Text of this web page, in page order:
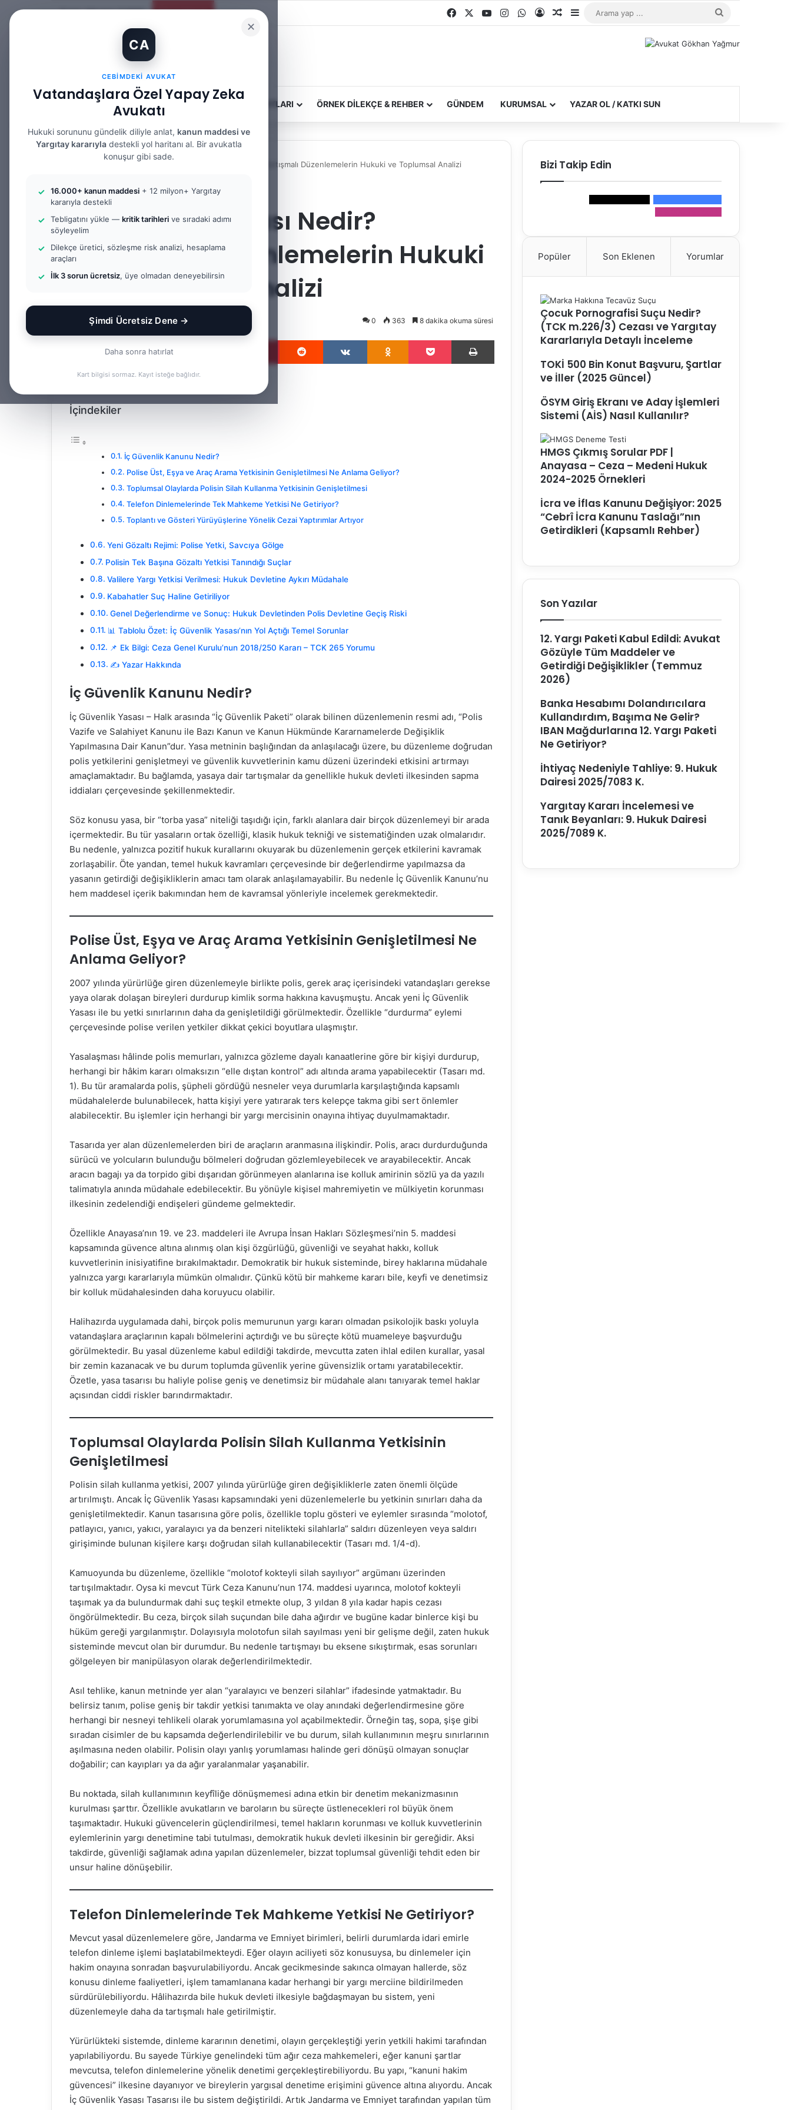
✕
CA
CEBIMDEKI AVUKAT
Vatandaşlara Özel Yapay Zeka
Avukatı
Hukuki sorununu gündelik diliyle anlat, kanun maddesi ve
Yargıtay kararıyla destekli yol haritanı al. Bir avukatla
konuşur gibi sade.
16.000+ kanun maddesi + 12 milyon+ Yargıtay
kararıyla destekli
Tebligatını yükle — kritik tarihleri ve sıradaki adımı
söyleyelim
Dilekçe üretici, sözleşme risk analizi, hesaplama
araçları
İlk 3 sorun ücretsiz, üye olmadan deneyebilirsin
Şimdi Ücretsiz Dene →
Daha sonra hatırlat
Kart bilgisi sormaz. Kayıt isteğe bağlıdır.
Cuma, Ağustos 7 2026 Güncel Makale FacebookYouTubeInstagramWhatsApp
Kayıt OlRastgele Makale
Kenar Bölmesi
ANASAYFA BILGI BANKASI HUKUK DERS NOTLARI ÖRNEK DILEKÇE & REHBER GÜNDEM KURUMSAL YAZAR OL / KATKI SUN
Bilgi Bankası İç Güvenlik Yasası Nedir? Tartışmalı Düzenlemelerin Hukuki ve Toplumsal Analizi
Bilgi Bankası Ceza Hukuku
İç Güvenlik Yasası Nedir?
Tartışmalı Düzenlemelerin Hukuki
ve Toplumsal Analizi
admin
Bir
e-
0 363 8 dakika okuma süresi
Pinterest Reddit VKontakte OdnoklassnikiPocket Yazdır
İçindekiler
İç Güvenlik Kanunu Nedir?
Polise Üst, Eşya ve Araç Arama Yetkisinin Genişletilmesi Ne Anlama Geliyor?
Toplumsal Olaylarda Polisin Silah Kullanma Yetkisinin Genişletilmesi
Telefon Dinlemelerinde Tek Mahkeme Yetkisi Ne Getiriyor?
Toplantı ve Gösteri Yürüyüşlerine Yönelik Cezai Yaptırımlar Artıyor
Yeni Gözaltı Rejimi: Polise Yetki, Savcıya Gölge
Polisin Tek Başına Gözaltı Yetkisi Tanındığı Suçlar
Valilere Yargı Yetkisi Verilmesi: Hukuk Devletine Aykırı Müdahale
Kabahatler Suç Haline Getiriliyor
Genel Değerlendirme ve Sonuç: Hukuk Devletinden Polis Devletine Geçiş Riski
📊 Tablolu Özet: İç Güvenlik Yasası’nın Yol Açtığı Temel Sorunlar
📌 Ek Bilgi: Ceza Genel Kurulu’nun 2018/250 Kararı – TCK 265 Yorumu
✍️ Yazar Hakkında
İç Güvenlik Kanunu Nedir?
İç Güvenlik Yasası – Halk arasında “İç Güvenlik Paketi” olarak bilinen düzenlemenin resmi adı, “Polis
Vazife ve Salahiyet Kanunu ile Bazı Kanun ve Kanun Hükmünde Kararnamelerde Değişiklik
Yapılmasına Dair Kanun”dur. Yasa metninin başlığından da anlaşılacağı üzere, bu düzenleme doğrudan
polis yetkilerini genişletmeyi ve güvenlik kuvvetlerinin kamu düzeni üzerindeki etkisini artırmayı
amaçlamaktadır. Bu bağlamda, yasaya dair tartışmalar da genellikle hukuk devleti ilkesinden sapma
iddiaları çerçevesinde şekillenmektedir.
Söz konusu yasa, bir “torba yasa” niteliği taşıdığı için, farklı alanlara dair birçok düzenlemeyi bir arada
içermektedir. Bu tür yasaların ortak özelliği, klasik hukuk tekniği ve sistematiğinden uzak olmalarıdır.
Bu nedenle, yalnızca pozitif hukuk kurallarını okuyarak bu düzenlemenin gerçek etkilerini kavramak
zorlaşabilir. Öte yandan, temel hukuk kavramları çerçevesinde bir değerlendirme yapılmazsa da
yasanın getirdiği değişikliklerin amacı tam olarak anlaşılamayabilir. Bu nedenle İç Güvenlik Kanunu’nu
hem maddesel içerik bakımından hem de kavramsal yönleriyle incelemek gerekmektedir.
Polise Üst, Eşya ve Araç Arama Yetkisinin Genişletilmesi Ne
Anlama Geliyor?
2007 yılında yürürlüğe giren düzenlemeyle birlikte polis, gerek araç içerisindeki vatandaşları gerekse
yaya olarak dolaşan bireyleri durdurup kimlik sorma hakkına kavuşmuştu. Ancak yeni İç Güvenlik
Yasası ile bu yetki sınırlarının daha da genişletildiği görülmektedir. Özellikle “durdurma” eylemi
çerçevesinde polise verilen yetkiler dikkat çekici boyutlara ulaşmıştır.
Yasalaşması hâlinde polis memurları, yalnızca gözleme dayalı kanaatlerine göre bir kişiyi durdurup,
herhangi bir hâkim kararı olmaksızın “elle dıştan kontrol” adı altında arama yapabilecektir (Tasarı md.
1). Bu tür aramalarda polis, şüpheli gördüğü nesneler veya durumlarla karşılaştığında kapsamlı
müdahalelerde bulunabilecek, hatta kişiyi yere yatırarak ters kelepçe takma gibi sert önlemler
alabilecektir. Bu işlemler için herhangi bir yargı mercisinin onayına ihtiyaç duyulmamaktadır.
Tasarıda yer alan düzenlemelerden biri de araçların aranmasına ilişkindir. Polis, aracı durdurduğunda
sürücü ve yolcuların bulunduğu bölmeleri doğrudan gözlemleyebilecek ve arayabilecektir. Ancak
aracın bagajı ya da torpido gibi dışarıdan görünmeyen alanlarına ise kolluk amirinin sözlü ya da yazılı
talimatıyla anında müdahale edebilecektir. Bu yönüyle kişisel mahremiyetin ve mülkiyetin korunması
ilkesinin zedelendiği endişeleri gündeme gelmektedir.
Özellikle Anayasa’nın 19. ve 23. maddeleri ile Avrupa İnsan Hakları Sözleşmesi’nin 5. maddesi
kapsamında güvence altına alınmış olan kişi özgürlüğü, güvenliği ve seyahat hakkı, kolluk
kuvvetlerinin inisiyatifine bırakılmaktadır. Demokratik bir hukuk sisteminde, birey haklarına müdahale
yalnızca yargı kararlarıyla mümkün olmalıdır. Çünkü kötü bir mahkeme kararı bile, keyfi ve denetimsiz
bir kolluk müdahalesinden daha koruyucu olabilir.
Halihazırda uygulamada dahi, birçok polis memurunun yargı kararı olmadan psikolojik baskı yoluyla
vatandaşlara araçlarının kapalı bölmelerini açtırdığı ve bu süreçte kötü muameleye başvurduğu
görülmektedir. Bu yasal düzenleme kabul edildiği takdirde, mevcutta zaten ihlal edilen kurallar, yasal
bir zemin kazanacak ve bu durum toplumda güvenlik yerine güvensizlik ortamı yaratabilecektir.
Özetle, yasa tasarısı bu haliyle polise geniş ve denetimsiz bir müdahale alanı tanıyarak temel haklar
açısından ciddi riskler barındırmaktadır.
Toplumsal Olaylarda Polisin Silah Kullanma Yetkisinin
Genişletilmesi
Polisin silah kullanma yetkisi, 2007 yılında yürürlüğe giren değişikliklerle zaten önemli ölçüde
artırılmıştı. Ancak İç Güvenlik Yasası kapsamındaki yeni düzenlemelerle bu yetkinin sınırları daha da
genişletilmektedir. Kanun tasarısına göre polis, özellikle toplu gösteri ve eylemler sırasında “molotof,
patlayıcı, yanıcı, yakıcı, yaralayıcı ya da benzeri nitelikteki silahlarla” saldırı düzenleyen veya saldırı
girişiminde bulunan kişilere karşı doğrudan silah kullanabilecektir (Tasarı md. 1/4-d).
Kamuoyunda bu düzenleme, özellikle “molotof kokteyli silah sayılıyor” argümanı üzerinden
tartışılmaktadır. Oysa ki mevcut Türk Ceza Kanunu’nun 174. maddesi uyarınca, molotof kokteyli
taşımak ya da bulundurmak dahi suç teşkil etmekte olup, 3 yıldan 8 yıla kadar hapis cezası
öngörülmektedir. Bu ceza, birçok silah suçundan bile daha ağırdır ve bugüne kadar binlerce kişi bu
hüküm gereği yargılanmıştır. Dolayısıyla molotofun silah sayılması yeni bir gelişme değil, zaten hukuk
sisteminde mevcut olan bir durumdur. Bu nedenle tartışmayı bu eksene sıkıştırmak, esas sorunları
gölgeleyen bir manipülasyon olarak değerlendirilmektedir.
Asıl tehlike, kanun metninde yer alan “yaralayıcı ve benzeri silahlar” ifadesinde yatmaktadır. Bu
belirsiz tanım, polise geniş bir takdir yetkisi tanımakta ve olay anındaki değerlendirmesine göre
herhangi bir nesneyi tehlikeli olarak yorumlamasına yol açabilmektedir. Örneğin taş, sopa, şişe gibi
sıradan cisimler de bu kapsamda değerlendirilebilir ve bu durum, silah kullanımının meşru sınırlarının
aşılmasına neden olabilir. Polisin olayı yanlış yorumlaması halinde geri dönüşü olmayan sonuçlar
doğabilir; can kayıpları ya da ağır yaralanmalar yaşanabilir.
Bu noktada, silah kullanımının keyfîliğe dönüşmemesi adına etkin bir denetim mekanizmasının
kurulması şarttır. Özellikle avukatların ve baroların bu süreçte üstlenecekleri rol büyük önem
taşımaktadır. Hukuki güvencelerin güçlendirilmesi, temel hakların korunması ve kolluk kuvvetlerinin
eylemlerinin yargı denetimine tabi tutulması, demokratik hukuk devleti ilkesinin bir gereğidir. Aksi
takdirde, güvenliği sağlamak adına yapılan düzenlemeler, bizzat toplumsal güvenliği tehdit eden bir
unsur haline dönüşebilir.
Telefon Dinlemelerinde Tek Mahkeme Yetkisi Ne Getiriyor?
Mevcut yasal düzenlemelere göre, Jandarma ve Emniyet birimleri, belirli durumlarda idari emirle
telefon dinleme işlemi başlatabilmekteydi. Eğer olayın aciliyeti söz konusuysa, bu dinlemeler için
hakim onayına sonradan başvurulabiliyordu. Ancak gecikmesinde sakınca olmayan hallerde, söz
konusu dinleme faaliyetleri, işlem tamamlanana kadar herhangi bir yargı merciine bildirilmeden
sürdürülebiliyordu. Hâlihazırda bile hukuk devleti ilkesiyle bağdaşmayan bu sistem, yeni
düzenlemeyle daha da tartışmalı hale getirilmiştir.
Yürürlükteki sistemde, dinleme kararının denetimi, olayın gerçekleştiği yerin yetkili hakimi tarafından
yapılabiliyordu. Bu sayede Türkiye genelindeki tüm ağır ceza mahkemeleri, eğer kanuni şartlar
mevcutsa, telefon dinlemelerine yönelik denetimi gerçekleştirebiliyordu. Bu yapı, “kanuni hakim
güvencesi” ilkesine dayanıyor ve bireylerin yargısal denetime erişimini güvence altına alıyordu. Ancak
İç Güvenlik Yasası Tasarısı ile bu sistem değiştirildi. Artık Jandarma ve Emniyet tarafından yapılan tüm
Bizi Takip Edin
Popüler Son Eklenen Yorumlar
Çocuk Pornografisi Suçu Nedir?
(TCK m.226/3) Cezası ve Yargıtay
Kararlarıyla Detaylı İnceleme
TOKİ 500 Bin Konut Başvuru, Şartlar
ve İller (2025 Güncel)
ÖSYM Giriş Ekranı ve Aday İşlemleri
Sistemi (AİS) Nasıl Kullanılır?
HMGS Çıkmış Sorular PDF |
Anayasa – Ceza – Medeni Hukuk
2024-2025 Örnekleri
İcra ve İflas Kanunu Değişiyor: 2025
“Cebrî İcra Kanunu Taslağı”nın
Getirdikleri (Kapsamlı Rehber)
Son Yazılar
12. Yargı Paketi Kabul Edildi: Avukat
Gözüyle Tüm Maddeler ve
Getirdiği Değişiklikler (Temmuz
2026)
Banka Hesabımı Dolandırıcılara
Kullandırdım, Başıma Ne Gelir?
IBAN Mağdurlarına 12. Yargı Paketi
Ne Getiriyor?
İhtiyaç Nedeniyle Tahliye: 9. Hukuk
Dairesi 2025/7083 K.
Yargıtay Kararı İncelemesi ve
Tanık Beyanları: 9. Hukuk Dairesi
2025/7089 K.